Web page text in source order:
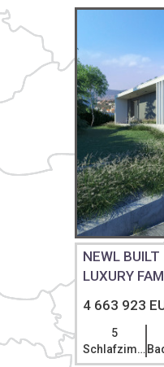
NEWL BUILT
LUXURY
4 663 923
5
Schlafzimmer